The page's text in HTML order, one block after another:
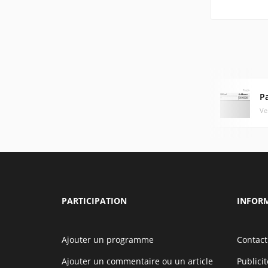
PARTICIPATION
Ajouter un programme
Ajouter un commentaire ou un article
Contact